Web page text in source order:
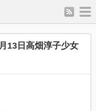
rss
13日高畑淳子少女